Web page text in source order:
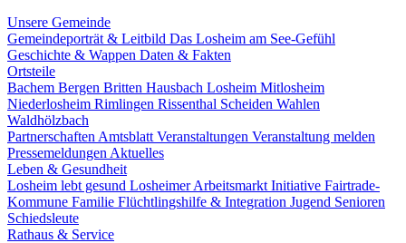
Unsere Gemeinde
Gemeindeporträt & Leitbild Das Losheim am See-Gefühl
Geschichte & Wappen Daten & Fakten
Ortsteile
Bachem Bergen Britten Hausbach Losheim Mitlosheim
Niederlosheim Rimlingen Rissenthal Scheiden Wahlen
Waldhölzbach
Partnerschaften Amtsblatt Veranstaltungen Veranstaltung melden
Pressemeldungen Aktuelles
Leben & Gesundheit
Losheim lebt gesund Losheimer Arbeitsmarkt Initiative Fairtrade-
Kommune Familie Flüchtlingshilfe & Integration Jugend Senioren
Schiedsleute
Rathaus & Service